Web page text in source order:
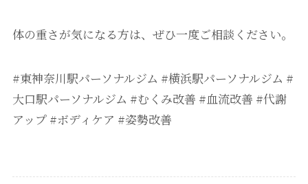
体の重さが気になる方は、ぜひ一度ご相談ください。
#東神奈川駅パーソナルジム #横浜駅パーソナルジム #
大口駅パーソナルジム #むくみ改善 #血流改善 #代謝
アップ #ボディケア #姿勢改善